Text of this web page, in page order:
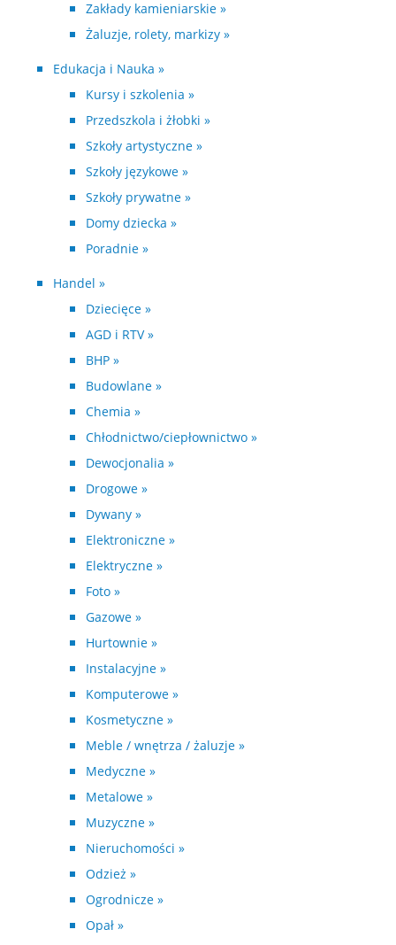
Zakłady kamieniarskie »
Żaluzje, rolety, markizy »
Edukacja i Nauka »
Kursy i szkolenia »
Przedszkola i żłobki »
Szkoły artystyczne »
Szkoły językowe »
Szkoły prywatne »
Domy dziecka »
Poradnie »
Handel »
Dziecięce »
AGD i RTV »
BHP »
Budowlane »
Chemia »
Chłodnictwo/ciepłownictwo »
Dewocjonalia »
Drogowe »
Dywany »
Elektroniczne »
Elektryczne »
Foto »
Gazowe »
Hurtownie »
Instalacyjne »
Komputerowe »
Kosmetyczne »
Meble / wnętrza / żaluzje »
Medyczne »
Metalowe »
Muzyczne »
Nieruchomości »
Odzież »
Ogrodnicze »
Opał »